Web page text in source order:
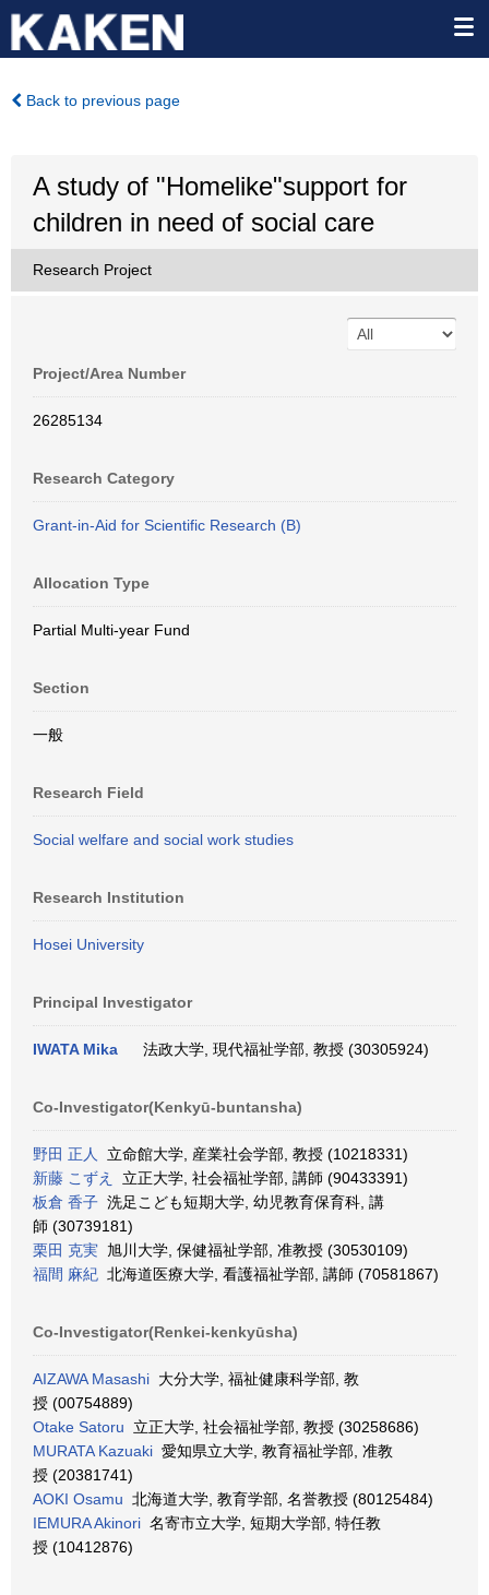
Back to previous page
A study of "Homelike"support for
children in need of social care
Research Project
Project/Area Number
26285134
Research Category
Grant-in-Aid for Scientific Research (B)
Allocation Type
Partial Multi-year Fund
Section
一般
Research Field
Social welfare and social work studies
Research Institution
Hosei University
Principal Investigator
IWATA Mika 法政大学, 現代福祉学部, 教授 (30305924)
Co-Investigator(Kenkyū-buntansha)
野田 正人
立命館大学, 産業社会学部, 教授 (10218331)
新藤 こずえ
立正大学, 社会福祉学部, 講師 (90433391)
板倉 香子 洗足こども短期大学, 幼児教育保育科, 講
師 (30739181)
栗田 克実 旭川大学, 保健福祉学部, 准教授 (30530109)
福間 麻紀 北海道医療大学, 看護福祉学部, 講師 (70581867)
Co-Investigator(Renkei-kenkyūsha)
AIZAWA Masashi 大分大学, 福祉健康科学部, 教
授 (00754889)
Otake Satoru 立正大学, 社会福祉学部, 教授 (30258686)
MURATA Kazuaki 愛知県立大学, 教育福祉学部, 准教
授 (20381741)
AOKI Osamu 北海道大学, 教育学部, 名誉教授 (80125484)
IEMURA Akinori 名寄市立大学, 短期大学部, 特任教
授 (10412876)